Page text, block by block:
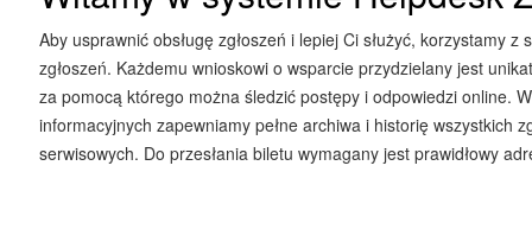
Aby usprawnić obsługę zgłoszeń i lepiej Ci służyć, korzystamy z
zgłoszeń. Każdemu wnioskowi o wsparcie przydzielany jest
za pomocą którego można śledzić postępy i odpowiedzi online.
informacyjnych zapewniamy pełne archiwa i historię wszystkich
serwisowych. Do przesłania biletu wymagany jest prawidłowy